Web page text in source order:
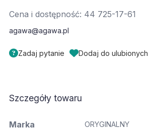
Cena i dostępność: 44 725-17-61
agawa@agawa.pl
Zadaj pytanie Dodaj do ulubionych
Szczegóły towaru
Marka ORYGINALNY